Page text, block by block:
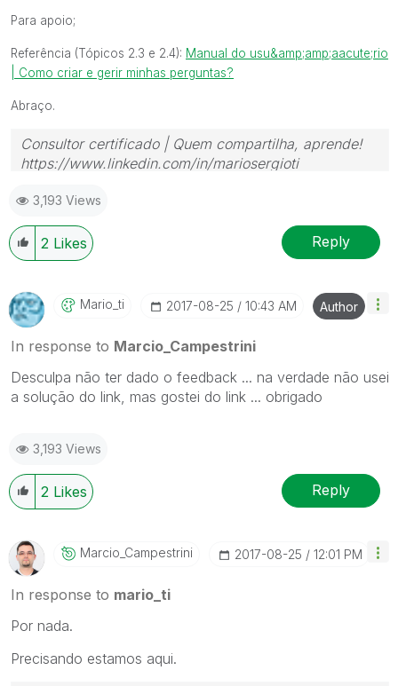
Para apoio;
Referência (Tópicos 2.3 e 2.4): Manual do usu&amp;amp;aacute;rio
| Como criar e gerir minhas perguntas?
Abraço.
Consultor certificado | Quem compartilha, aprende!
https://www.linkedin.com/in/mariosergioti
3,193 Views
2 Likes Reply
Mario_ti ‎2017-08-25 10:43 AM Author
In response to Marcio_Campestrini
Desculpa não ter dado o feedback ... na verdade não usei
a solução do link, mas gostei do link ... obrigado
3,193 Views
2 Likes Reply
Marcio_CampestrIni ‎2017-08-25 12:01 PM
In response to mario_ti
Por nada.
Precisando estamos aqui.